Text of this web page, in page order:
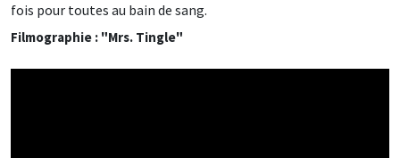
fois pour toutes au bain de sang.
Filmographie : "Mrs. Tingle"